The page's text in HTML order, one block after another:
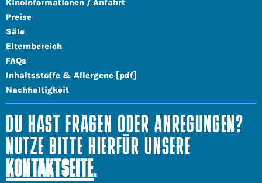
Kinoinformationen / Anfahrt
Preise
Säle
Elternbereich
FAQs
Inhaltsstoffe & Allergene [pdf]
Nachhaltigkeit
DU HAST FRAGEN ODER ANREGUNGEN?
NUTZE BITTE HIERFÜR UNSERE
KONTAKTSEITE.